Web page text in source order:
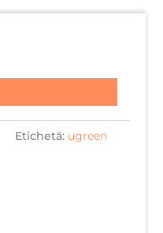
Etichetă: ugreen